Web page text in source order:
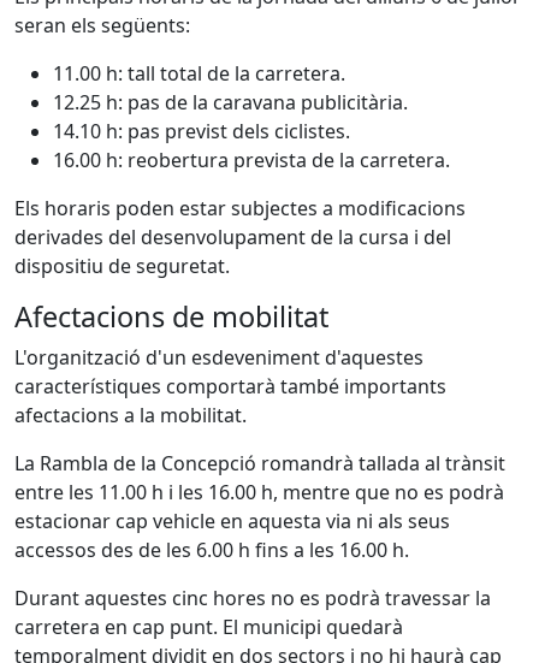
seran els següents:
11.00 h: tall total de la carretera.
12.25 h: pas de la caravana publicitària.
14.10 h: pas previst dels ciclistes.
16.00 h: reobertura prevista de la carretera.
Els horaris poden estar subjectes a modificacions
derivades del desenvolupament de la cursa i del
dispositiu de seguretat.
Afectacions de mobilitat
L'organització d'un esdeveniment d'aquestes
característiques comportarà també importants
afectacions a la mobilitat.
La Rambla de la Concepció romandrà tallada al trànsit
entre les 11.00 h i les 16.00 h, mentre que no es podrà
estacionar cap vehicle en aquesta via ni als seus
accessos des de les 6.00 h fins a les 16.00 h.
Durant aquestes cinc hores no es podrà travessar la
carretera en cap punt. El municipi quedarà
temporalment dividit en dos sectors i no hi haurà cap